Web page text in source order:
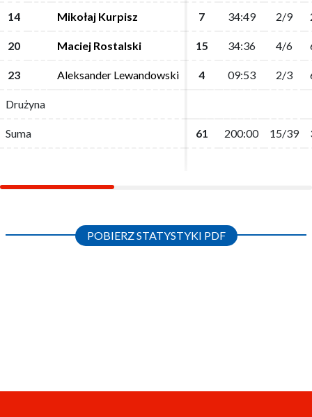
14 Mikołaj Kurpisz 7 34:49 2/9
20 Maciej Rostalski 15 34:36 4/6
23 Aleksander Lewandowski 4 09:53 2/3
Drużyna
Suma 61 200:00 15/39
14 Mikołaj Kurpisz 7 34:49 2/9
20 Maciej Rostalski 15 34:36 4/6
23 Aleksander Lewandowski 4 09:53 2/3
Drużyna
Suma 61 200:00 15/39
POBIERZ STATYSTYKI PDF